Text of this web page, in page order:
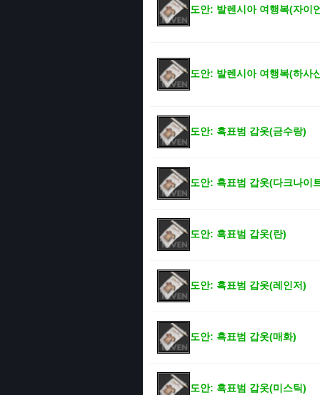
도안: 발렌시아 여행복(자이
도안: 발렌시아 여행복(하사
도안: 흑표범 갑옷(금수랑)
도안: 흑표범 갑옷(다크나이
도안: 흑표범 갑옷(란)
도안: 흑표범 갑옷(레인저)
도안: 흑표범 갑옷(매화)
도안: 흑표범 갑옷(미스틱)